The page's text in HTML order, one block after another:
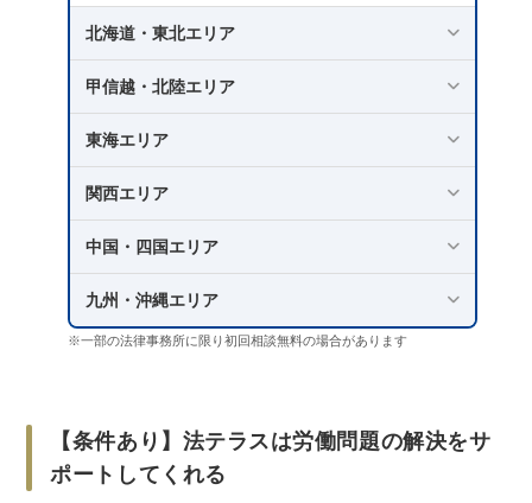
士に相談・依頼できる
さいごに｜法テラスでは労働問題を解決できな
北海道・東北エリア
甲信越・北陸エリア
東海エリア
関西エリア
中国・四国エリア
九州・沖縄エリア
※一部の法律事務所に限り初回相談無料の場合があります
【条件あり】法テラスは労働問題の解決をサ
ポートしてくれる